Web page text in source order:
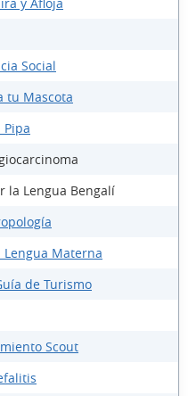
Social
tu Mascota
la Lengua Bengalí
Materna
de Turismo
Scout